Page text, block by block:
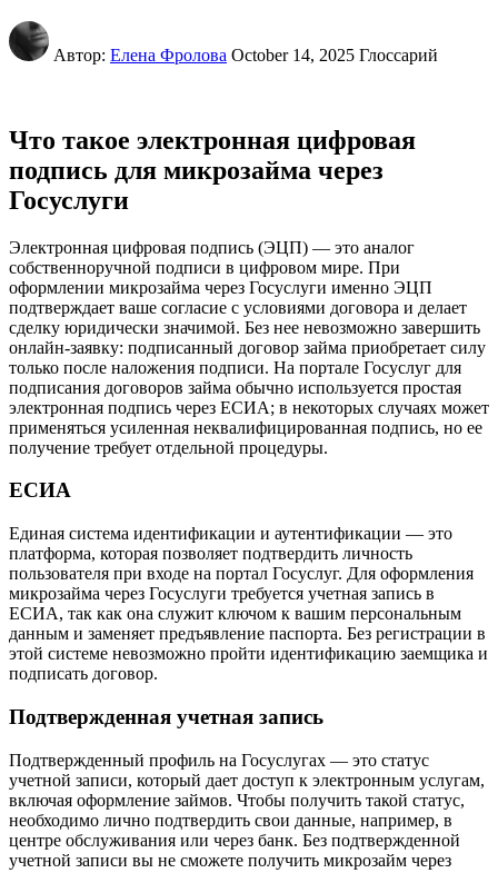
Автор: Елена Фролова October 14, 2025 Глоссарий
Что такое электронная цифровая
подпись для микрозайма через
Госуслуги
Электронная цифровая подпись (ЭЦП) — это аналог
собственноручной подписи в цифровом мире. При
оформлении микрозайма через Госуслуги именно ЭЦП
подтверждает ваше согласие с условиями договора и делает
сделку юридически значимой. Без нее невозможно завершить
онлайн-заявку: подписанный договор займа приобретает силу
только после наложения подписи. На портале Госуслуг для
подписания договоров займа обычно используется простая
электронная подпись через ЕСИА; в некоторых случаях может
применяться усиленная неквалифицированная подпись, но ее
получение требует отдельной процедуры.
ЕСИА
Единая система идентификации и аутентификации — это
платформа, которая позволяет подтвердить личность
пользователя при входе на портал Госуслуг. Для оформления
микрозайма через Госуслуги требуется учетная запись в
ЕСИА, так как она служит ключом к вашим персональным
данным и заменяет предъявление паспорта. Без регистрации в
этой системе невозможно пройти идентификацию заемщика и
подписать договор.
Подтвержденная учетная запись
Подтвержденный профиль на Госуслугах — это статус
учетной записи, который дает доступ к электронным услугам,
включая оформление займов. Чтобы получить такой статус,
необходимо лично подтвердить свои данные, например, в
центре обслуживания или через банк. Без подтвержденной
учетной записи вы не сможете получить микрозайм через